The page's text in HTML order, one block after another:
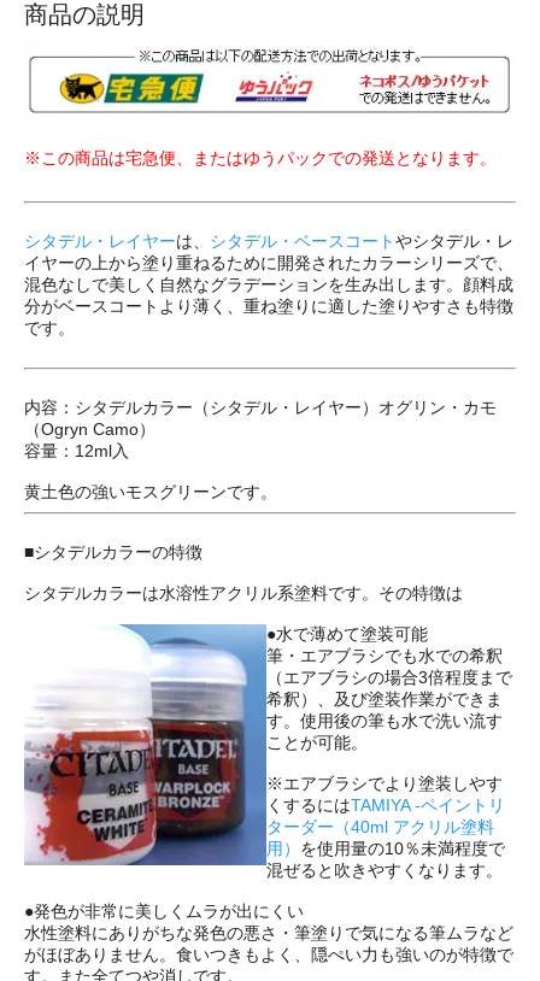
商品の説明
※この商品は宅急便、またはゆうパックでの発送となります。
シタデル・レイヤーは、 シタデル・ベースコートやシタデル・レ
イヤーの上から塗り重ねるために開発されたカラーシリーズで、
混色なしで美しく自然なグラデーションを生み出します。顔料成
分がベースコートより薄く、重ね塗りに適した塗りやすさも特徴
です。
内容：シタデルカラー（シタデル・レイヤー）オグリン・カモ
（Ogryn Camo）
容量：12ml入
黄土色の強いモスグリーンです。
■シタデルカラーの特徴
シタデルカラーは水溶性アクリル系塗料です。その特徴は
●水で薄めて塗装可能
筆・エアブラシでも水での希釈
（エアブラシの場合3倍程度まで
希釈）、及び塗装作業ができま
す。使用後の筆も水で洗い流す
ことが可能。
※エアブラシでより塗装しやす
くするにはTAMIYA -ペイントリ
ターダー（40ml アクリル塗料
用） を使用量の10％未満程度で
混ぜると吹きやすくなります。
●発色が非常に美しくムラが出にくい
水性塗料にありがちな発色の悪さ・筆塗りで気になる筆ムラなど
がほぼありません。食いつきもよく、隠ぺい力も強いのが特徴で
す。また全てつや消しです。